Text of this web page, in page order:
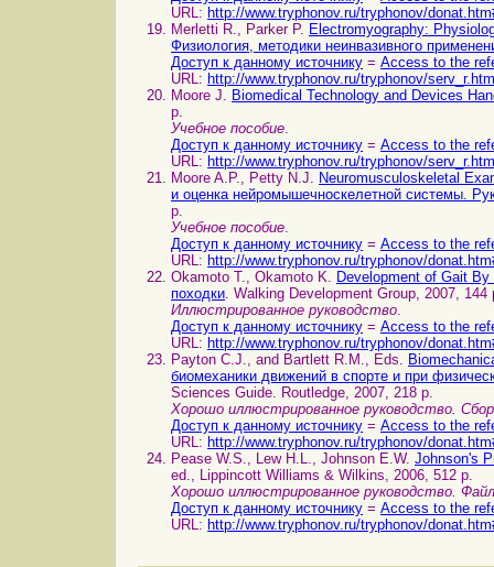
URL: http://www.tryphonov.ru/tryphonov/
Merletti R., Parker P. Electromyography:
Физиология, методики неинвазивного
Доступ к данному источнику = Access to the
URL: http://www.tryphonov.ru/tryphonov/
Moore J.
Biomedical Technology and Devices
p.
Учебное пособие
Доступ к данному источнику = Access to the
URL: http://www.tryphonov.ru/tryphonov/
Moore A.P., Petty N.J.
Neuromusculoskeletal
и оценка нейромышечноскелетной системы.
p.
Учебное пособие
Доступ к данному источнику = Access to the
URL: http://www.tryphonov.ru/tryphonov/
Okamoto T., Okamoto K.
Development of Gait
походки . Walking Development Group, 2007, 144
Иллюстрированное руководство
Доступ к данному источнику = Access to the
URL: http://www.tryphonov.ru/tryphonov/
Payton C.J., and Bartlett R.M., Eds.
биомеханики движений в спорте и при
Sciences Guide. Routledge, 2007, 218 p.
Хорошо иллюстрированное руководство.
Доступ к данному источнику = Access to the
URL: http://www.tryphonov.ru/tryphonov/
Pease W.S., Lew H.L., Johnson E.W. Johnson's
ed., Lippincott Williams & Wilkins, 2006, 512 p.
Хорошо иллюстрированное руководство.
Доступ к данному источнику = Access to the
URL: http://www.tryphonov.ru/tryphonov/